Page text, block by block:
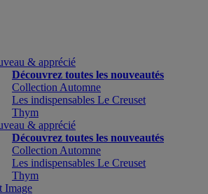
& apprécié
Découvrez toutes les nouveautés
Collection Automne
Les indispensables Le Creuset
Thym
& apprécié
Découvrez toutes les nouveautés
Collection Automne
Les indispensables Le Creuset
Thym